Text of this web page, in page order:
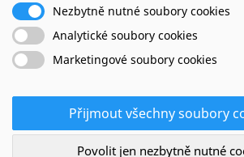
VÁŠ ÚČET
INFORMACE O OBCHODU
© 2026 - Software e-komerce od
Nezbytně nutné soubory cookies
Analytické soubory cookies
Marketingové soubory cookies
Přijmout všechny soubory
Povolit jen nezbytně nutné